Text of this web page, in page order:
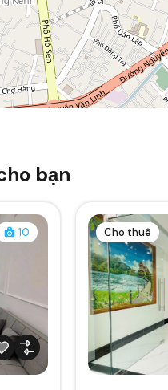
bạn
10 Cho thuê